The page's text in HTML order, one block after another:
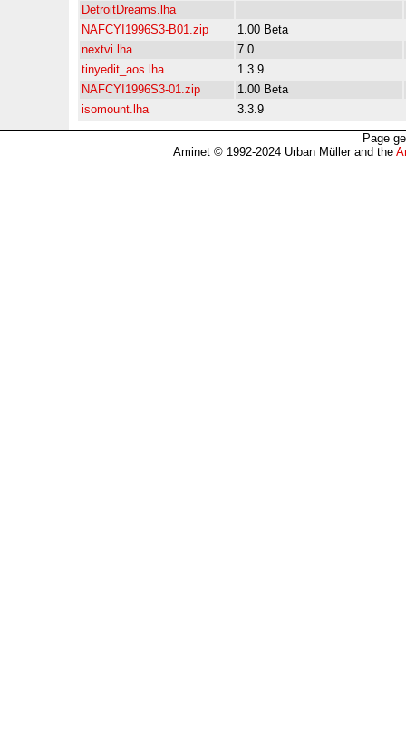
DetroitDreams.lha
NAFCYI1996S3-B01.zip
1.00 Beta
nextvi.lha
7.0
tinyedit_aos.lha
1.3.9
NAFCYI1996S3-01.zip
1.00 Beta
isomount.lha
3.3.9
Page
Aminet © 1992-2024 Urban Müller and the